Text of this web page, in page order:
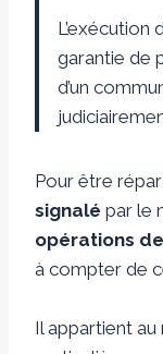
L’exécution
garantie de
d’un
Pour être
signalé par le
opérations
à compter de
Il appartient au